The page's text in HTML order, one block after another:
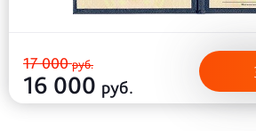
17 000руб.
16 000 руб.